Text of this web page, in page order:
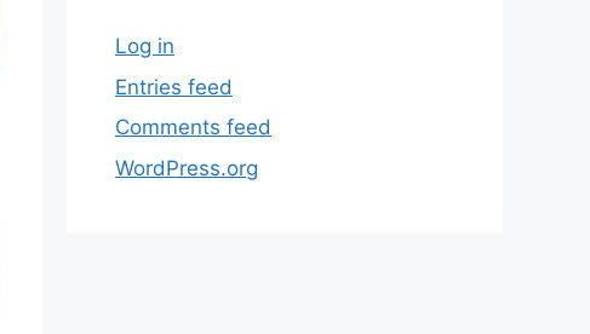
Log in
Entries feed
Comments feed
WordPress.org